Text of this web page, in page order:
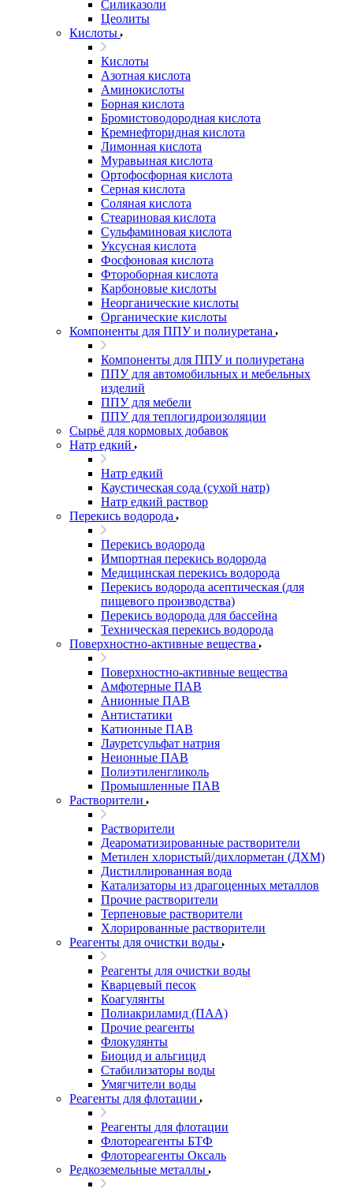
Силиказоли
Цеолиты
Кислоты
Кислоты
Азотная кислота
Аминокислоты
Борная кислота
Бромистоводородная кислота
Кремнефторидная кислота
Лимонная кислота
Муравьиная кислота
Ортофосфорная кислота
Серная кислота
Соляная кислота
Стеариновая кислота
Сульфаминовая кислота
Уксусная кислота
Фосфоновая кислота
Фтороборная кислота
Карбоновые кислоты
Неорганические кислоты
Органические кислоты
Компоненты для ППУ и полиуретана
Компоненты для ППУ и полиуретана
ППУ для автомобильных и мебельных
изделий
ППУ для мебели
ППУ для теплогидроизоляции
Сырьё для кормовых добавок
Натр едкий
Натр едкий
Каустическая сода (сухой натр)
Натр едкий раствор
Перекись водорода
Перекись водорода
Импортная перекись водорода
Медицинская перекись водорода
Перекись водорода асептическая (для
пищевого производства)
Перекись водорода для бассейна
Техническая перекись водорода
Поверхностно-активные вещества
Поверхностно-активные вещества
Амфотерные ПАВ
Анионные ПАВ
Антистатики
Катионные ПАВ
Лауретсульфат натрия
Неионные ПАВ
Полиэтиленгликоль
Промышленные ПАВ
Растворители
Растворители
Деароматизированные растворители
Метилен хлористый/дихлорметан (ДХМ)
Дистиллированная вода
Катализаторы из драгоценных металлов
Прочие растворители
Терпеновые растворители
Хлорированные растворители
Реагенты для очистки воды
Реагенты для очистки воды
Кварцевый песок
Коагулянты
Полиакриламид (ПАА)
Прочие реагенты
Флокулянты
Биоцид и альгицид
Стабилизаторы воды
Умягчители воды
Реагенты для флотации
Реагенты для флотации
Флотореагенты БТФ
Флотореагенты Оксаль
Редкоземельные металлы